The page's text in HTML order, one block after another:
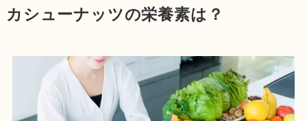
カシューナッツの栄養素は？